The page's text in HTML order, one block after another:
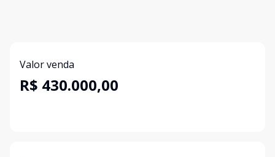
Valor venda
R$ 430.000,00